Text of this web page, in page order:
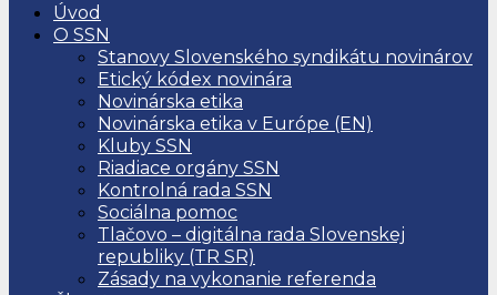
Úvod
O SSN
Stanovy Slovenského syndikátu novinárov
Etický kódex novinára
Novinárska etika
Novinárska etika v Európe (EN)
Kluby SSN
Riadiace orgány SSN
Kontrolná rada SSN
Sociálna pomoc
Tlačovo – digitálna rada Slovenskej
republiky (TR SR)
Zásady na vykonanie referenda